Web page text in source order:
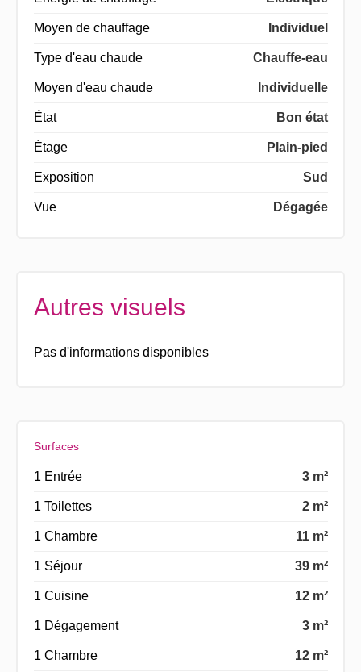
Moyen de chauffage Individuel
Type d'eau chaude Chauffe-eau
Moyen d'eau chaude Individuelle
État Bon état
Étage Plain-pied
Exposition Sud
Vue Dégagée
Autres visuels
Pas d'informations disponibles
Surfaces
1 Entrée 3 m²
1 Toilettes 2 m²
1 Chambre 11 m²
1 Séjour 39 m²
1 Cuisine 12 m²
1 Dégagement 3 m²
1 Chambre 12 m²